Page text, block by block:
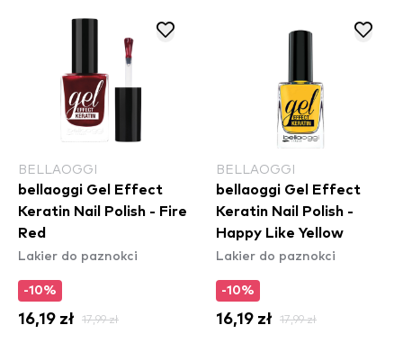
BELLAOGGI
bellaoggi Gel Effect
Keratin Nail Polish - Fire
Red
Lakier do paznokci
-10%
16,19 zł 17,99 zł
BELLAOGGI
bellaoggi Gel Effect
Keratin Nail Polish -
Happy Like Yellow
Lakier do paznokci
-10%
16,19 zł 17,99 zł